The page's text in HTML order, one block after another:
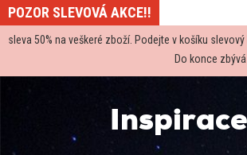
POZOR SLEVOVÁ AKCE!!
sleva 50% na veškeré zboží. Podejte v košíku slevový
Do konce
Inspirace